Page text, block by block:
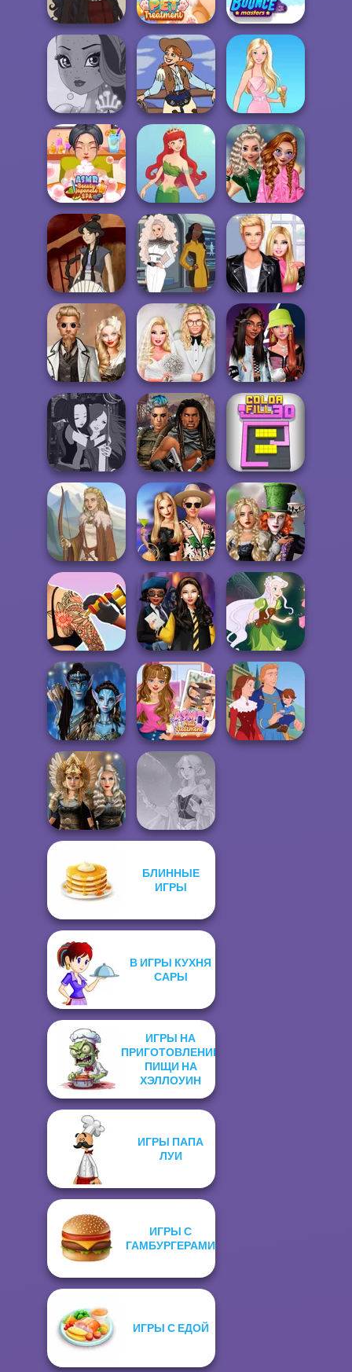
Gothic Heroine
ASMR Pet
Treatment
Bouncemasters
Fairy Tale High Cowgirl Barbie
ASMR Beauty
Japanese Spa
Cute Mermaid
School
Popularity
Challenge
Waterbender:
Katara
Trekkie Meiker
F/F
Roomies Blind
Date
Steampunk
Wedding
Babs' Spring
Wedding
Fashionistas'
Faceoff
Manga Creator -
Fantasy World...
Cyberpunk
Guardians
Color Fill 3D
Viking Woman
BFFs' Birthday
Bash For Babs
Alice and
Friends:
Enchanted W...
Tattoo Master 3D:
Crazy Art
Hogwarts
Princesses
Pixie Friends
Avatar Na'vi
Warriors Saga
ASMR Nail
Treatment
Norse
Goddesses
БЛИННЫЕ
ИГРЫ
В ИГРЫ КУХНЯ
САРЫ
ИГРЫ НА
ПРИГОТОВЛЕНИЕ
ПИЩИ НА
ХЭЛЛОУИН
ИГРЫ ПАПА
ЛУИ
ИГРЫ С
ГАМБУРГЕРАМИ
ИГРЫ С ЕДОЙ